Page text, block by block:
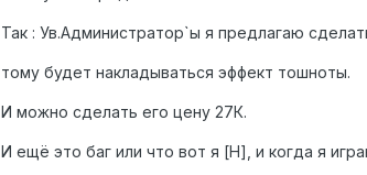
Так : Ув.Администратор`ы я предлагаю
тому будет накладываться эффект тошноты.
И можно сделать его цену 27К.
И ещё это баг или что вот я [H], и когда я